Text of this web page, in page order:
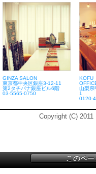
GINZA SALON
東京都中央区銀座3-12-11
第2タチバナ銀座ビル6階
03-5565-0750
KOFU
山梨県
1
0120-
Copyright (C)
このペ